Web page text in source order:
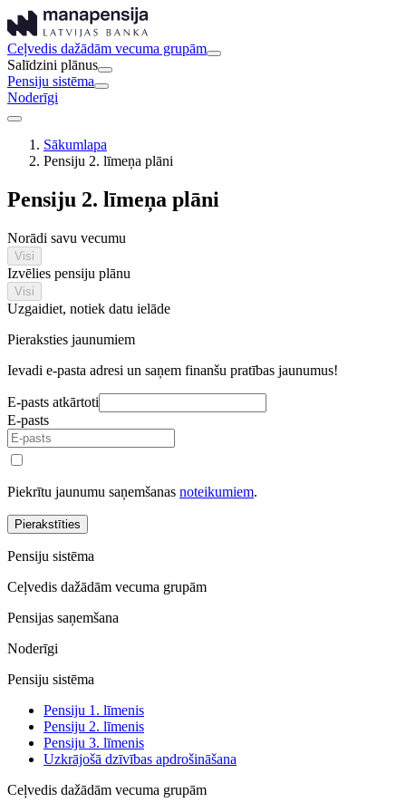
Ceļvedis dažādām vecuma grupām
Salīdzini plānus
Pensiju sistēma
Noderīgi
Sākumlapa
Pensiju 2. līmeņa plāni
Pensiju 2. līmeņa plāni
Norādi savu vecumu
Visi
Izvēlies pensiju plānu
Visi
Uzgaidiet, notiek datu ielāde
Pieraksties jaunumiem
Ievadi e-pasta adresi un saņem finanšu pratības jaunumus!
E-pasts atkārtoti
E-pasts
Piekrītu jaunumu saņemšanas noteikumiem.
Pierakstīties
Pensiju sistēma
Ceļvedis dažādām vecuma grupām
Pensijas saņemšana
Noderīgi
Pensiju sistēma
Pensiju 1. līmenis
Pensiju 2. līmenis
Pensiju 3. līmenis
Uzkrājošā dzīvības apdrošināšana
Ceļvedis dažādām vecuma grupām